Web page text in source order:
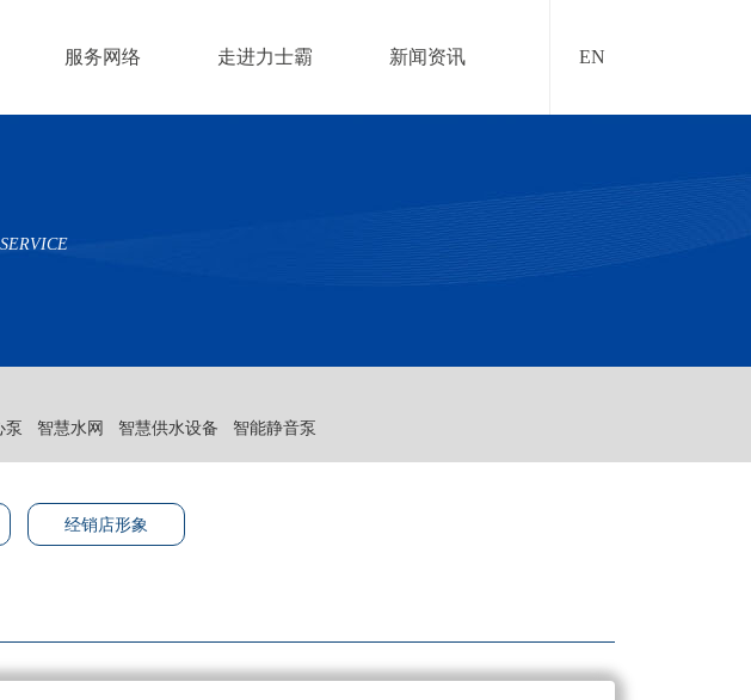
服务网络 走进力士霸 新闻资讯 EN
SERVICE
泵 智慧水网 智慧供水设备 智能静音泵
经销店形象